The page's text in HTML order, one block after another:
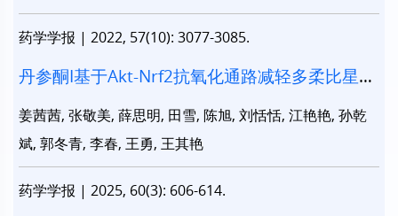
药学学报 | 2022, 57(10): 3077-3085.
丹参酮I基于Akt-Nrf2抗氧化通路减轻多柔比星诱
姜茜茜, 张敬美, 薛思明, 田雪, 陈旭, 刘恬恬, 江艳艳, 孙乾
斌, 郭冬青, 李春, 王勇, 王其艳
药学学报 | 2025, 60(3): 606-614.